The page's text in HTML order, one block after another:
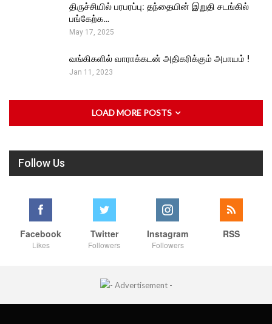
திருச்சியில் பரபரப்பு: தந்தையின் இறுதி சடங்கில்
பங்கேற்க…
May 17, 2025
வங்கிகளில் வாராக்கடன் அதிகரிக்கும் அபாயம் !
Jan 11, 2023
LOAD MORE POSTS
Follow Us
Facebook
Likes
Twitter
Followers
Instagram
Followers
RSS